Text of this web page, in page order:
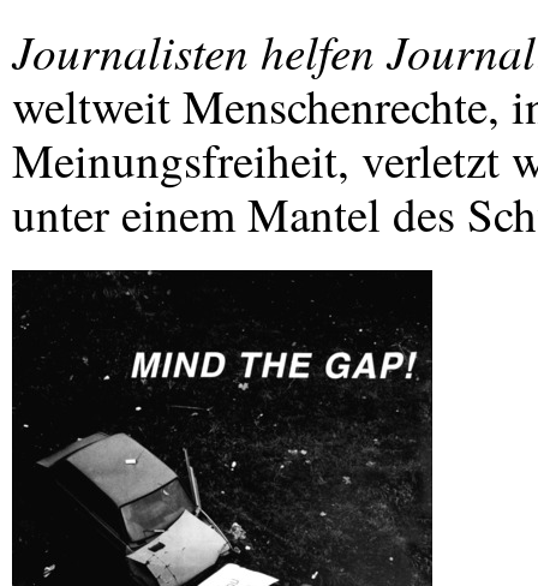
Journalisten helfen
weltweit Menschenrechte,
Meinungsfreiheit, verletzt
unter einem Mantel des